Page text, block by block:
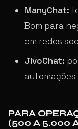
ManyChat:
Bom para
em redes
JivoChat:
automações
PARA
(500 A 5.000